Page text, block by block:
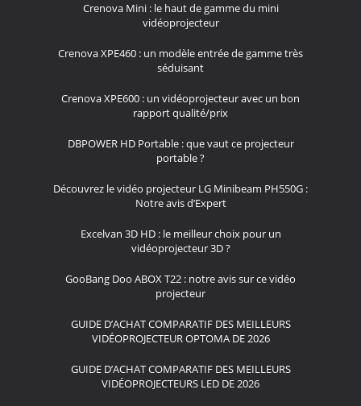
Crenova Mini : le haut de gamme du mini
vidéoprojecteur
Crenova XPE460 : un modèle entrée de gamme très
séduisant
Crenova XPE600 : un vidéoprojecteur avec un bon
rapport qualité/prix
DBPOWER HD Portable : que vaut ce projecteur
portable ?
Découvrez le vidéo projecteur LG Minibeam PH550G :
Notre avis d’Expert
Excelvan 3D HD : le meilleur choix pour un
vidéoprojecteur 3D ?
GooBang Doo ABOX T22 : notre avis sur ce vidéo
projecteur
GUIDE D’ACHAT COMPARATIF DES MEILLEURS
VIDÉOPROJECTEUR OPTOMA DE 2026
GUIDE D’ACHAT COMPARATIF DES MEILLEURS
VIDÉOPROJECTEURS LED DE 2026